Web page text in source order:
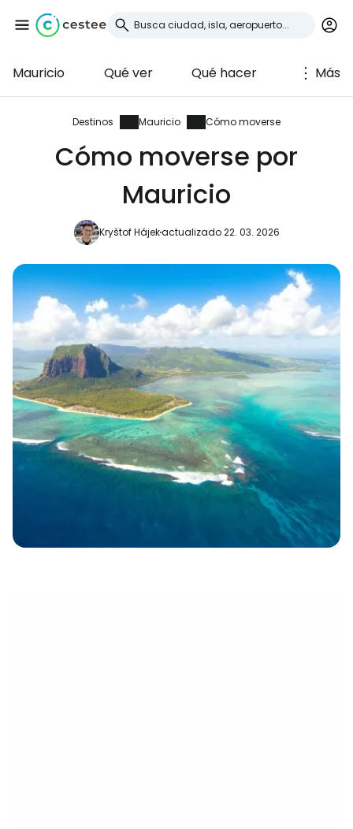
Mauricio Qué ver Qué hacer Más
Destinos Mauricio Cómo moverse
Cómo moverse por
Mauricio
Kryštof Hájekactualizado 22. 03. 2026
Iniciar sesión en
Cestee
... la comunidad mundial de viajeros
Continuar con Facebook
Continuar con Email